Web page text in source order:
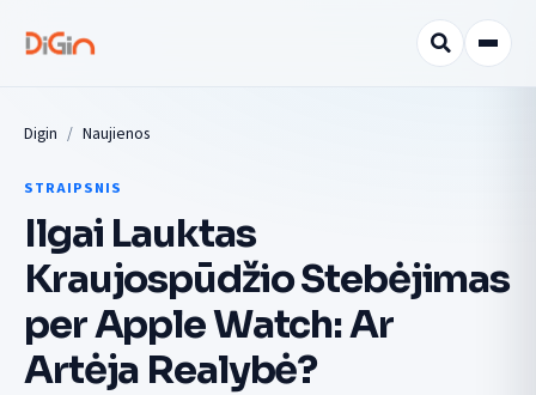
Digin Naujienos
STRAIPSNIS
Ilgai Lauktas
Kraujospūdžio Stebėjimas
per Apple Watch: Ar
Artėja Realybė?